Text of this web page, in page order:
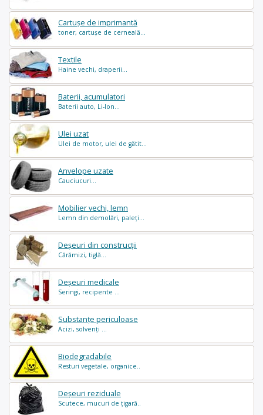
Cartușe de imprimantă
toner, cartușe de cerneală...
Textile
Haine vechi, draperii...
Baterii, acumulatori
Baterii auto, Li-Ion...
Ulei uzat
Ulei de motor, ulei de gătit...
Anvelope uzate
Cauciucuri...
Mobilier vechi, lemn
Lemn din demolări, paleți...
Deșeuri din construcții
Cărămizi, tiglă...
Deșeuri medicale
Seringi, recipente ...
Substanțe periculoase
Acizi, solvenți ...
Biodegradabile
Resturi vegetale, organice..
Deșeuri reziduale
Scutece, mucuri de țigară..